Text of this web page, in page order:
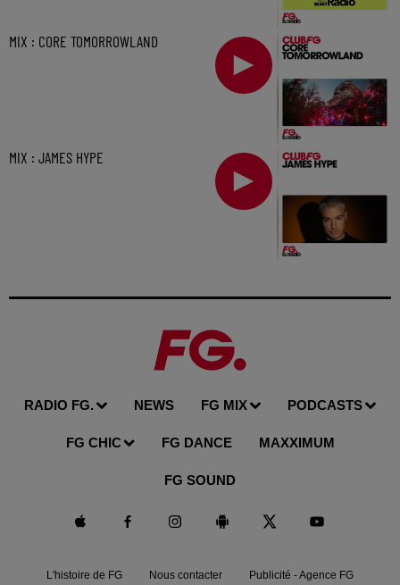
MIX : CORE TOMORROWLAND
MIX : JAMES HYPE
RADIO FG. NEWS FG MIX PODCASTS
FG CHIC FG DANCE MAXXIMUM
FG SOUND
L'histoire de FG Nous contacter Publicité - Agence FG